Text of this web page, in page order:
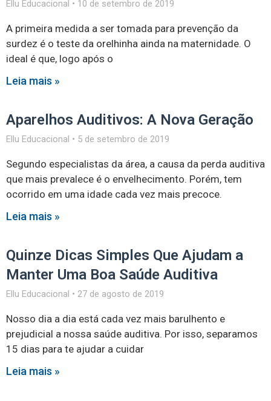
Ellu Educacional 10 de setembro de 2019
A primeira medida a ser tomada para prevenção da
surdez é o teste da orelhinha ainda na maternidade. O
ideal é que, logo após o
Leia mais »
Aparelhos Auditivos: A Nova Geração
Ellu Educacional 5 de setembro de 2019
Segundo especialistas da área, a causa da perda auditiva
que mais prevalece é o envelhecimento. Porém, tem
ocorrido em uma idade cada vez mais precoce.
Leia mais »
Quinze Dicas Simples Que Ajudam a
Manter Uma Boa Saúde Auditiva
Ellu Educacional 27 de agosto de 2019
Nosso dia a dia está cada vez mais barulhento e
prejudicial a nossa saúde auditiva. Por isso, separamos
15 dias para te ajudar a cuidar
Leia mais »